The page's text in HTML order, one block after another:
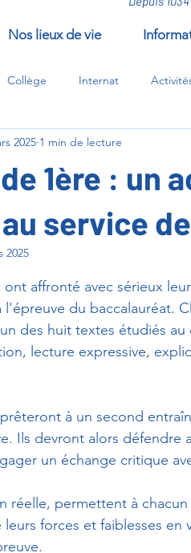
Nos lieux de vie
Collège Internat
EPI
1ère : un
service
2025 1 min de lecture
2025
ont affronté avec sérieux
du baccalauréat.
des huit textes étudiés
lecture expressive,
à un second
Ils devront alors
un échange critique
réelle, permettent à
forces et faiblesses